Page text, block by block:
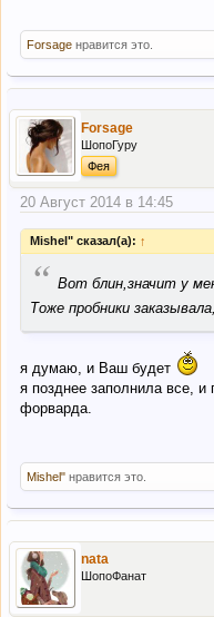
Forsage нравится это.
Forsage
ШопоГуру
Фея
20 Август 2014 в 14:45
Mishel" сказал(а): ↑
“ Вот блин,значит у
Тоже пробники
я думаю, и Ваш будет
я позднее заполнила все,
форварда.
Mishel" нравится это.
nata
ШопоФанат